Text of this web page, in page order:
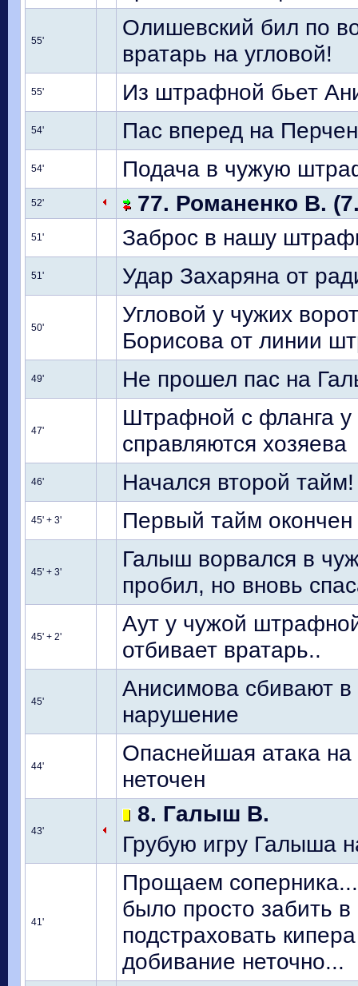
55'
Олишевский бил по
вратарь на угловой!
55' Из штрафной бьет
54' Пас вперед на
54' Подача в чужую
52' 77. Романенко В.
51' Заброс в нашу
51' Удар Захаряна от
50'
Угловой у чужих
Борисова от линии
49' Не прошел пас на
47'
Штрафной с фланга у
справляются хозяева
46' Начался второй тайм!
45' + 3' Первый тайм окончен
45' + 3'
Галыш ворвался в
пробил, но вновь
45' + 2'
Аут у чужой
отбивает вратарь..
45'
Анисимова сбивают в
нарушение
44'
Опаснейшая атака
неточен
43'
8. Галыш В.
Грубую игру Галыша
41'
Прощаем
было просто забить
подстраховать
добивание неточно...